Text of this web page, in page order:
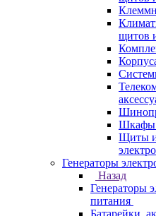
щитов
Шкафы
Щиты и
Генераторы
Назад
Генераторы
питания
Батарейки,